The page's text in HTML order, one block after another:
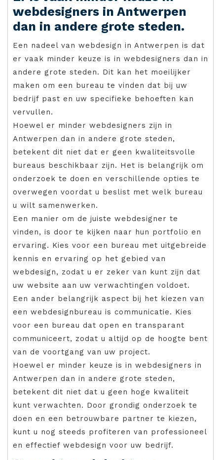
webdesigners in Antwerpen
dan in andere grote steden.
Een nadeel van webdesign in Antwerpen is dat
er vaak minder keuze is in webdesigners dan in
andere grote steden. Dit kan het moeilijker
maken om een ​​bureau te vinden dat bij uw
bedrijf past en uw specifieke behoeften kan
vervullen.
Hoewel er minder webdesigners zijn in
Antwerpen dan in andere grote steden,
betekent dit niet dat er geen kwaliteitsvolle
bureaus beschikbaar zijn. Het is belangrijk om
onderzoek te doen en verschillende opties te
overwegen voordat u beslist met welk bureau
u wilt samenwerken.
Een manier om de juiste webdesigner te
vinden, is door te kijken naar hun portfolio en
ervaring. Kies voor een bureau met uitgebreide
kennis en ervaring op het gebied van
webdesign, zodat u er zeker van kunt zijn dat
uw website aan uw verwachtingen voldoet.
Een ander belangrijk aspect bij het kiezen van
een webdesignbureau is communicatie. Kies
voor een bureau dat open en transparant
communiceert, zodat u altijd op de hoogte bent
van de voortgang van uw project.
Hoewel er minder keuze is in webdesigners in
Antwerpen dan in andere grote steden,
betekent dit niet dat u geen hoge kwaliteit
kunt verwachten. Door grondig onderzoek te
doen en een betrouwbare partner te kiezen,
kunt u nog steeds profiteren van professioneel
en effectief webdesign voor uw bedrijf.